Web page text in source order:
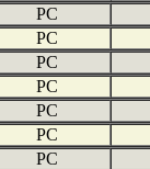
PC
PC
PC
PC
PC
PC
PC